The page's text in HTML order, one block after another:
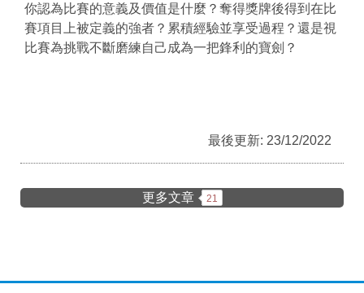
你認為比賽的意義及價值是什麼？奪得獎牌後得到在比
賽項目上被定義的強者？累積經驗並享受過程？還是視
比賽為挑戰不斷磨練自己成為一把鋒利的寶劍？
最後更新: 23/12/2022
更多文章 21